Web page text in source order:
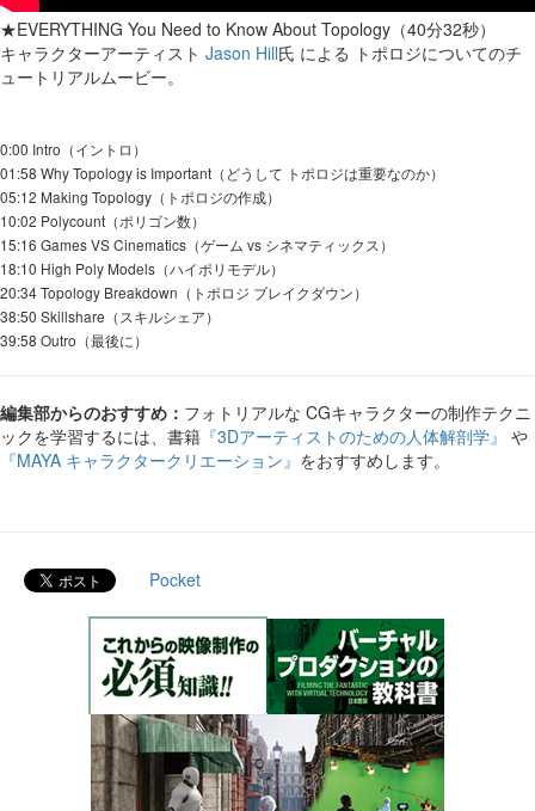
★EVERYTHING You Need to Know About Topology（40分32秒）
キャラクターアーティスト Jason Hill氏 による トポロジについてのチ
ュートリアルムービー。
0:00 Intro（イントロ）
01:58 Why Topology is Important（どうして トポロジは重要なのか）
05:12 Making Topology（トポロジの作成）
10:02 Polycount（ポリゴン数）
15:16 Games VS Cinematics（ゲーム vs シネマティックス）
18:10 High Poly Models（ハイポリモデル）
20:34 Topology Breakdown（トポロジ ブレイクダウン）
38:50 Skillshare（スキルシェア）
39:58 Outro（最後に）
編集部からのおすすめ： フォトリアルな CGキャラクターの制作テクニ
ックを学習するには、書籍 『3Dアーティストのための人体解剖学』 や
『MAYA キャラクタークリエーション』 をおすすめします。
Pocket